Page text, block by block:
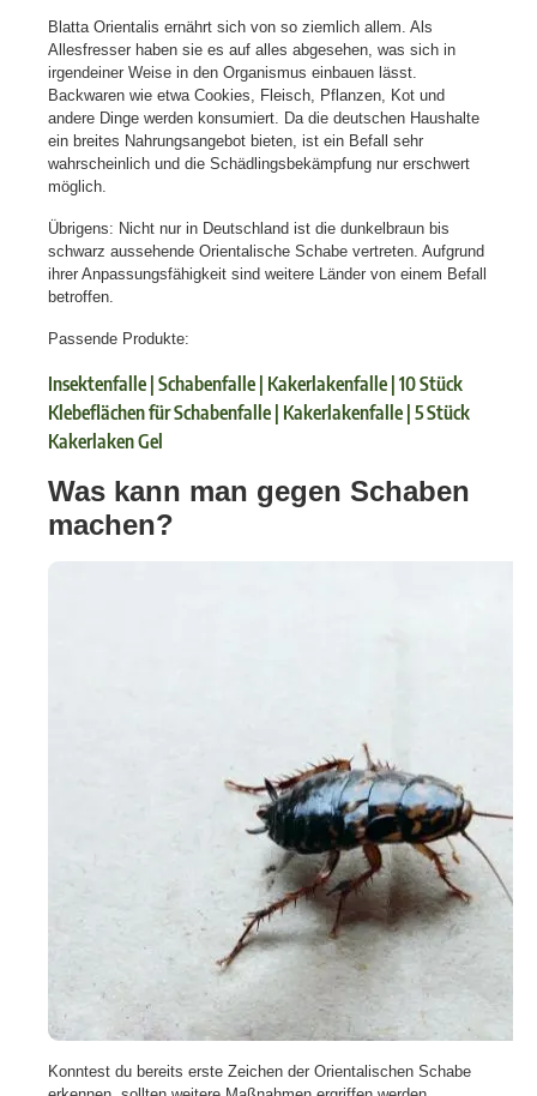
Blatta Orientalis ernährt sich von so ziemlich allem. Als
Allesfresser haben sie es auf alles abgesehen, was sich in
irgendeiner Weise in den Organismus einbauen lässt.
Backwaren wie etwa Cookies, Fleisch, Pflanzen, Kot und
andere Dinge werden konsumiert. Da die deutschen Haushalte
ein breites Nahrungsangebot bieten, ist ein Befall sehr
wahrscheinlich und die Schädlingsbekämpfung nur erschwert
möglich.
Übrigens: Nicht nur in Deutschland ist die dunkelbraun bis
schwarz aussehende Orientalische Schabe vertreten. Aufgrund
ihrer Anpassungsfähigkeit sind weitere Länder von einem Befall
betroffen.
Passende Produkte:
Insektenfalle | Schabenfalle | Kakerlakenfalle | 10 Stück
Klebeflächen für Schabenfalle | Kakerlakenfalle | 5 Stück
Kakerlaken Gel
Was kann man gegen Schaben
machen?
Konntest du bereits erste Zeichen der Orientalischen Schabe